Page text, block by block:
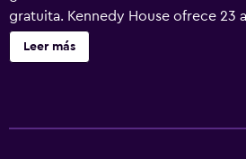
gratuita. Kennedy House ofrece 23
cafetera y tetera y secador de pelo.
tiene un mobiliario y decoración
Leer más